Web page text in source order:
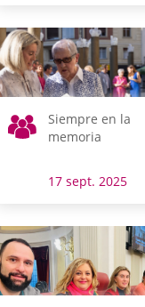
Siempre en la
memoria
17 sept. 2025